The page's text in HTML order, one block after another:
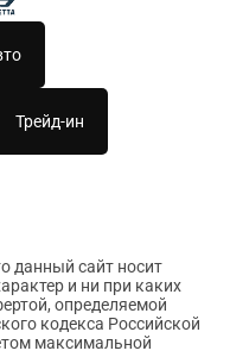
Трейд-ин
данный сайт носит
и ни при каких
определяемой
кодекса Российской
максимальной